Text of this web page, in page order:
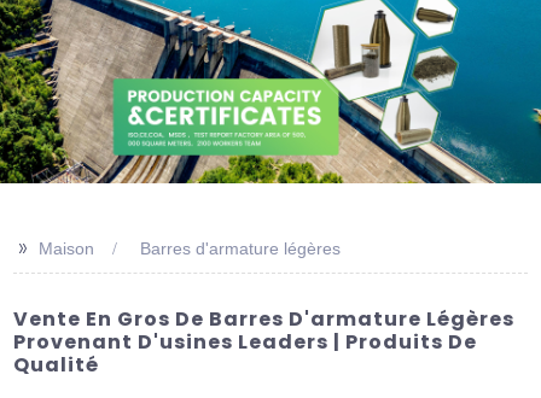
>> Maison Barres d'armature légères
Vente En Gros De Barres D'armature Légères
Provenant D'usines Leaders | Produits De
Qualité